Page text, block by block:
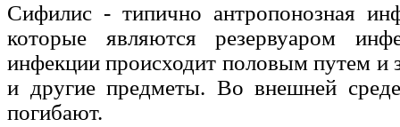
Сифилис - типично антропонозная
которые являются резервуаром
инфекции происходит половым путем и
и другие предметы. Во внешней
погибают.